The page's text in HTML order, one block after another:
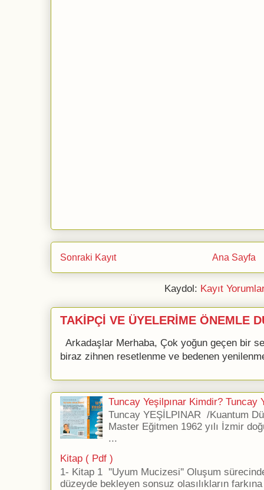
Sonraki Kayıt Ana Sayfa
Kaydol: Kayıt
TAKİPÇİ VE ÜYELERİME ÖNEMLE
Arkadaşlar Merhaba, Çok yoğun geçen bir
biraz zihnen resetlenme ve bedenen
Tuncay Yeşilpınar Kimdir? Tuncay
Tuncay YEŞİLPINAR /Kuantum
Master Eğitmen 1962 yılı İzmir
...
Kitap ( Pdf )
1- Kitap 1 ''Uyum Mucizesi'' Oluşum
düzeyde bekleyen sonsuz olasılıkların